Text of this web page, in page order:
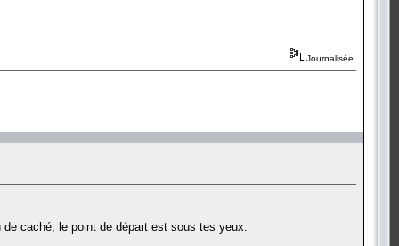
Journalisée
caché, le point de départ est sous tes yeux.